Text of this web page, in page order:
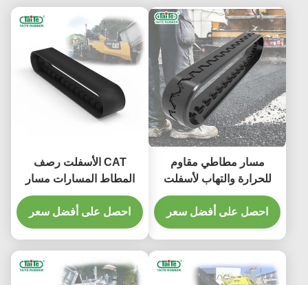
مسار مطاطي مقاوم
للحرارة والتهاب لأسفلت
احصل على أفضل سعر
CAT الأسفلت رصف
المطاط المسارات مسار
مكافحة ارتفاع درجة الحرارة
ودائم
احصل على أفضل سعر